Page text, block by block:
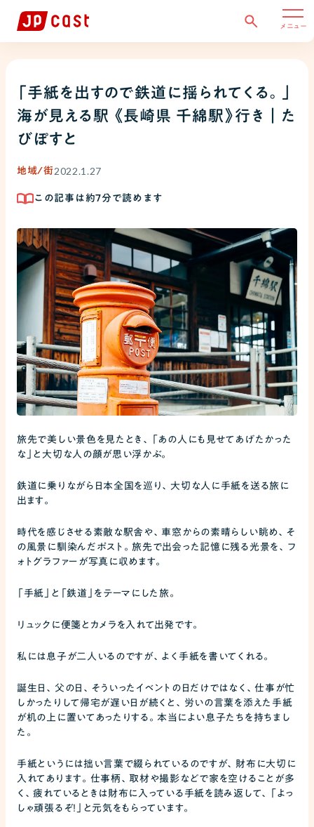
メニュー
「手紙を出すので鉄道に揺られてくる。」
海が見える駅 《長崎県 千綿駅》行き｜た
びぽすと
地域/街2022.1.27
この記事は約7分で読めます
旅先で美しい景色を見たとき、「あの人にも見せてあげたかった
な」と大切な人の顔が思い浮かぶ。
鉄道に乗りながら日本全国を巡り、大切な人に手紙を送る旅に
出ます。
時代を感じさせる素敵な駅舎や、車窓からの素晴らしい眺め、そ
の風景に馴染んだポスト。旅先で出会った記憶に残る光景を、フ
ォトグラファーが写真に収めます。
「手紙」と「鉄道」をテーマにした旅。
リュックに便箋とカメラを入れて出発です。
私には息子が二人いるのですが、よく手紙を書いてくれる。
誕生日、父の日、そういったイベントの日だけではなく、仕事が忙
しかったりして帰宅が遅い日が続くと、労いの言葉を添えた手紙
が机の上に置いてあったりする。本当によい息子たちを持ちまし
た。
手紙というには拙い言葉で綴られているのですが、財布に大切に
入れてあります。仕事柄、取材や撮影などで家を空けることが多
く、疲れているときは財布に入っている手紙を読み返して、「よっ
しゃ頑張るぞ！」と元気をもらっています。